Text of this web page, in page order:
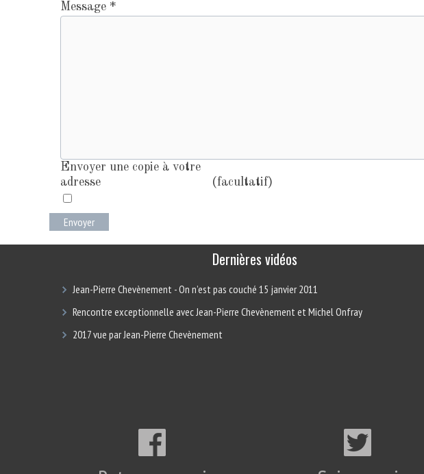
Message*
Envoyer une copie à votre
adresse
(facultatif)
Envoyer
Dernières vidéos
Jean-Pierre Chevènement - On n’est pas couché 15 janvier 2011
Rencontre exceptionnelle avec Jean-Pierre Chevènement et Michel Onfray
2017 vue par Jean-Pierre Chevènement